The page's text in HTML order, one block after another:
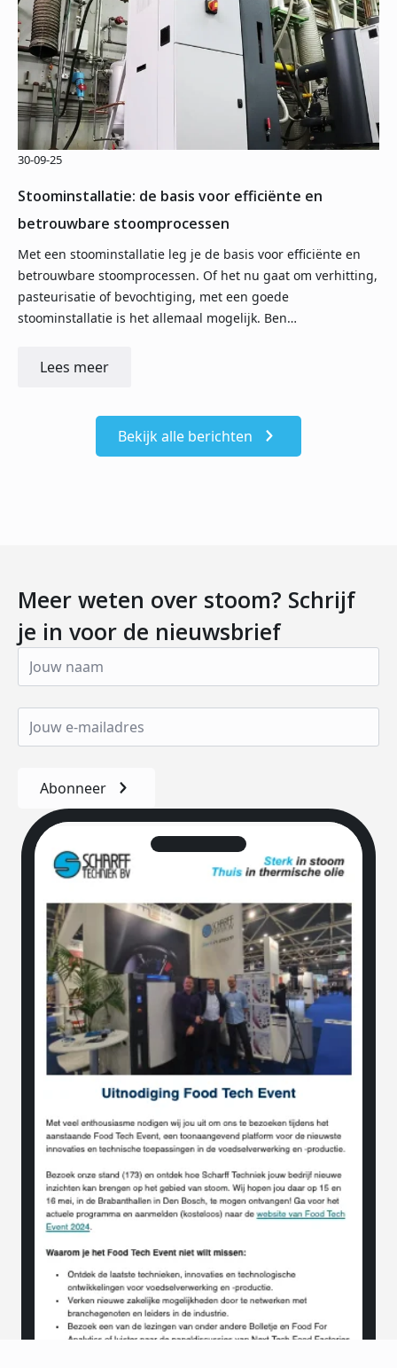
Stoominstallatie: de basis voor efficiënte en
betrouwbare stoomprocessen
30-09-25
Met een stoominstallatie leg je de basis voor efficiënte en
betrouwbare stoomprocessen. Of het nu gaat om verhitting,
pasteurisatie of bevochtiging, met een goede
stoominstallatie is het allemaal mogelijk. Ben…
Lees meer
Bekijk alle berichten
Meer weten over stoom? Schrijf
je in voor de nieuwsbrief
Abonneer